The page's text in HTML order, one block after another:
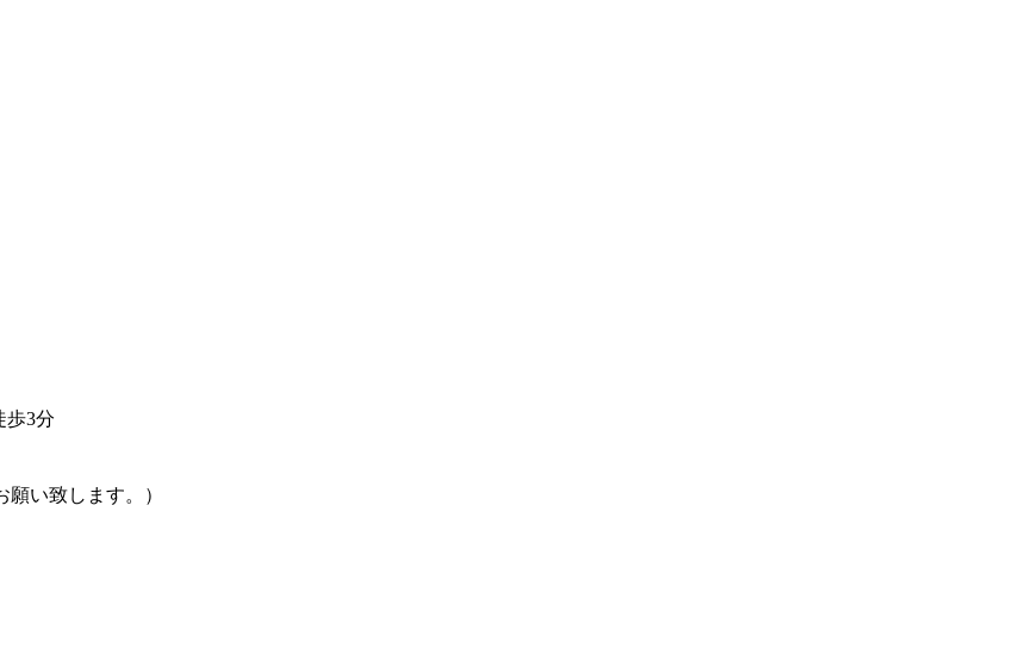
歩3分
い致します。）